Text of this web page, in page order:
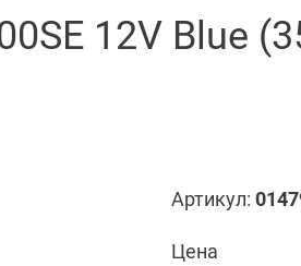
12V Blue
Артикул:
Цена